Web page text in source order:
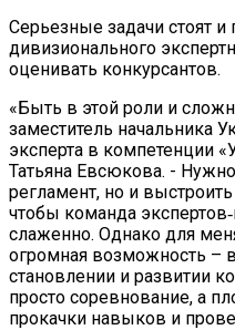
Серьезные задачи стоят
дивизионального
оценивать конкурсантов.
«Быть в этой роли и
заместитель начальника
эксперта в компетенции
Татьяна Евсюкова. -
регламент, но и
чтобы команда
слаженно. Однако для
огромная возможность –
становлении и развитии
просто соревнование, а
прокачки навыков и